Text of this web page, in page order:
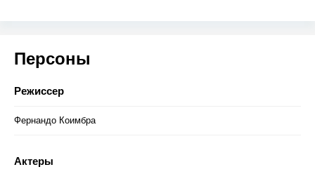
Персоны
Режиссер
Фернандо Коимбра
Актеры